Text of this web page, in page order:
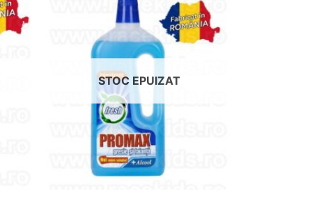
in
Adauga
in
wishlist!
STOC EPUIZAT